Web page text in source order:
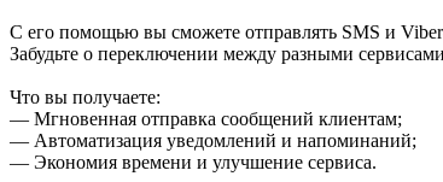
С его помощью вы сможете отправлять SMS и
Забудьте о переключении между разными
Что вы получаете:
— Мгновенная отправка сообщений клиентам;
— Автоматизация уведомлений и напоминаний;
— Экономия времени и улучшение сервиса.